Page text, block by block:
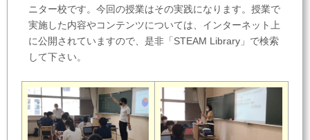
ニター校です。今回の授業はその実践になります。授業で
実施した内容やコンテンツについては、インターネット上
に公開されていますので、是非「STEAM Library」で検索
して下さい。